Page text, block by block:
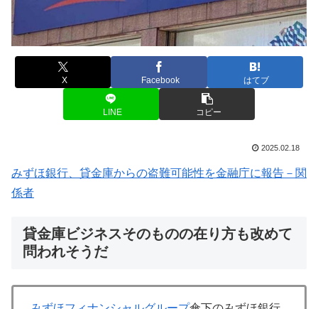
X Facebook はてブ
LINE コピー
2025.02.18
みずほ銀行、貸金庫からの盗難可能性を金融庁に報告－関
係者
貸金庫ビジネスそのものの在り方も改めて
問われそうだ